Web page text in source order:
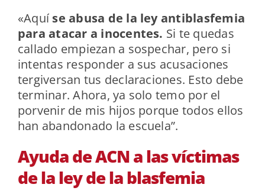
«Aquíse abusa de la ley antiblasfemia
para atacar a inocentes. Si te quedas
callado empiezan a sospechar, pero si
intentas responder a sus acusaciones
tergiversan tus declaraciones. Esto debe
terminar. Ahora, ya solo temo por el
porvenir de mis hijos porque todos ellos
han abandonado la escuela”.
Ayuda de ACN a las víctimas
de la ley de la blasfemia